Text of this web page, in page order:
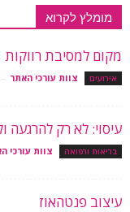
מומלץ לקרוא
מקום למסיבת רווקות
אירועים צוות עורכי האתר -
עיסוי: לא רק להרגעה
בריאות ורפואה צוות עורכי
עיצוב פנטהאוז